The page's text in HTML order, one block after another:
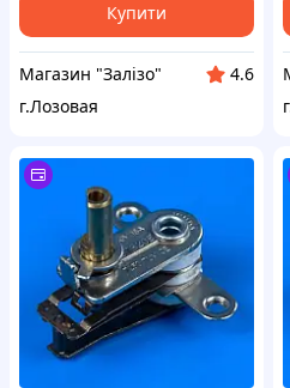
Купити
Магазин "Залізо"
4.6
г.Лозовая